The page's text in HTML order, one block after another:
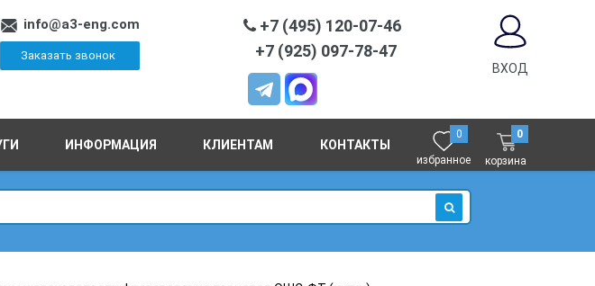
info@a3-eng.com
Заказать звонок
+7 (495) 120-07-46
+7 (925) 097-78-47
ВХОД
ИНФОРМАЦИЯ КЛИЕНТАМ КОНТАКТЫ
0
избранное
0
корзина
ИСКАТЬ